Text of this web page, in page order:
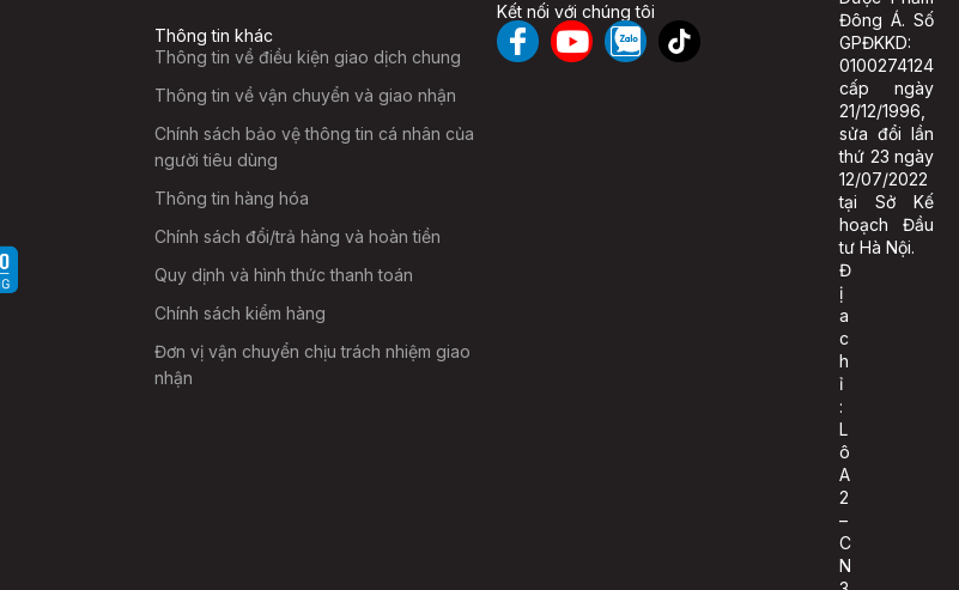
Thông tin khác
Thông tin về điều kiện giao dịch chung
Thông tin về vận chuyển và giao nhận
Chính sách bảo vệ thông tin cá nhân của
người tiêu dùng
Thông tin hàng hóa
Chính sách đổi/trả hàng và hoàn tiền
Quy dịnh và hình thức thanh toán
Chính sách kiểm hàng
Đơn vị vận chuyển chịu trách nhiệm giao
nhận
Kết nối với chúng tôi
Đông Á. Số
GPĐKKD:
0100274124
cấp ngày
21/12/1996,
sửa đổi lần
thứ 23 ngày
12/07/2022
tại Sở Kế
hoạch Đầu
tư Hà Nội.
Đ
ị
a
c
h
ỉ
:
L
ô
A
2
–
C
N